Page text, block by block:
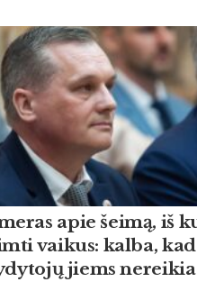
apie šeimą, iš
vaikus: kalba,
jiems nereikia